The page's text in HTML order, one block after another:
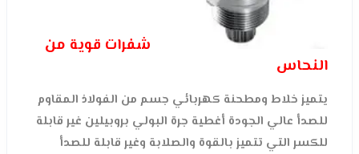
شفرات قوية من
النحاس
يتميز خلاط ومطحنة كهربائي جسم من الفولاذ المقاوم
للصدأ عالي الجودة أغطية جرة البولي بروبيلين غير قابلة
للكسر التي تتميز بالقوة والصلابة وغير قابلة للصدأ